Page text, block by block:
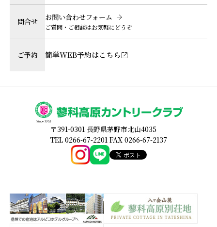
問合せ お問い合わせフォーム
ご質問・ご相談はお気軽にどうぞ
ご予約 簡単WEB予約はこちら
〒391-0301 長野県茅野市北山4035
TEL 0266-67-2201 FAX 0266-67-2137